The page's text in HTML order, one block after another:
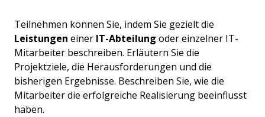
Teilnehmen können Sie, indem Sie gezielt die
Leistungen einer IT-Abteilung oder einzelner IT-
Mitarbeiter beschreiben. Erläutern Sie die
Projektziele, die Herausforderungen und die
bisherigen Ergebnisse. Beschreiben Sie, wie die
Mitarbeiter die erfolgreiche Realisierung beeinflusst
haben.